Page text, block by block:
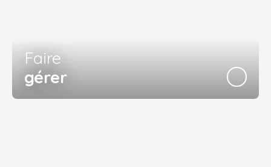
Faire
gérer